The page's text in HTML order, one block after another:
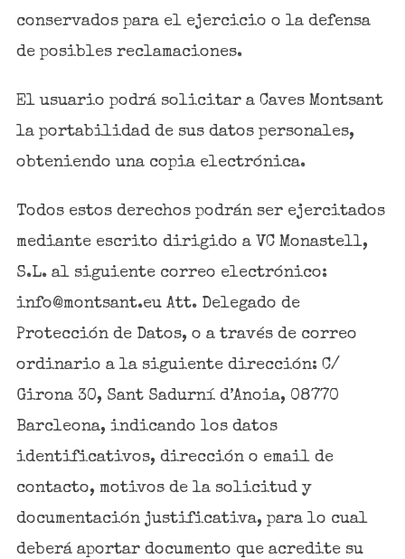
conservados para el ejercicio o la defensa
de posibles reclamaciones.
El usuario podrá solicitar a Caves Montsant
la portabilidad de sus datos personales,
obteniendo una copia electrónica.
Todos estos derechos podrán ser ejercitados
mediante escrito dirigido a VC Monastell,
S.L. al siguiente correo electrónico:
info@montsant.eu Att. Delegado de
Protección de Datos, o a través de correo
ordinario a la siguiente dirección: C/
Girona 30, Sant Sadurní d’Anoia, 08770
Barcleona, indicando los datos
identificativos, dirección o email de
contacto, motivos de la solicitud y
documentación justificativa, para lo cual
deberá aportar documento que acredite su